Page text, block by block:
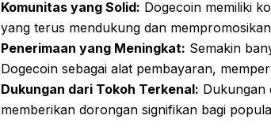
Komunitas yang Solid: Dogecoin memiliki
yang terus mendukung dan mempromosikan
Penerimaan yang Meningkat: Semakin
Dogecoin sebagai alat pembayaran,
Dukungan dari Tokoh Terkenal: Dukungan
memberikan dorongan signifikan bagi